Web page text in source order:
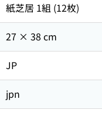
紙芝居 1組 (12枚)
27 × 38 cm
JP
jpn